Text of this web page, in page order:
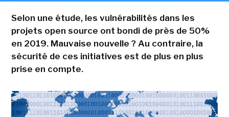
Selon une étude, les vulnérabilités dans les
projets open source ont bondi de près de 50%
en 2019. Mauvaise nouvelle ? Au contraire, la
sécurité de ces initiatives est de plus en plus
prise en compte.